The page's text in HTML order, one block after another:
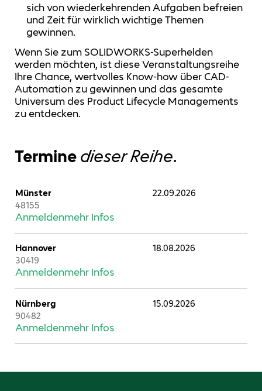
sich von wiederkehrenden Aufgaben befreien
und Zeit für wirklich wichtige Themen
gewinnen.
Wenn Sie zum SOLIDWORKS-Superhelden
werden möchten, ist diese Veranstaltungsreihe
Ihre Chance, wertvolles Know-how über CAD-
Automation zu gewinnen und das gesamte
Universum des Product Lifecycle Managements
zu entdecken.
Terminedieser Reihe.
Münster
48155
22.09.2026
Anmeldenmehr Infos
Hannover
30419
18.08.2026
Anmeldenmehr Infos
Nürnberg
90482
15.09.2026
Anmeldenmehr Infos